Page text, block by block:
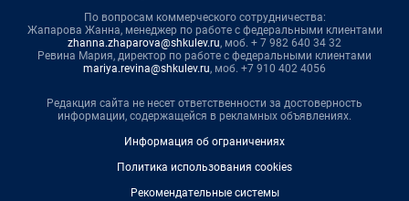
По вопросам коммерческого сотрудничества:
Жапарова Жанна, менеджер по работе с федеральными клиентами
zhanna.zhaparova@shkulev.ru, моб. + 7 982 640 34 32
Ревина Мария, директор по работе с федеральными клиентами
mariya.revina@shkulev.ru, моб. +7 910 402 4056
Редакция сайта не несет ответственности за достоверность
информации, содержащейся в рекламных объявлениях.
Информация об ограничениях
Политика использования cookies
Рекомендательные системы